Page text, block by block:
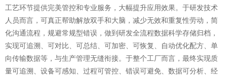
工艺环节提供完美管控和专业服务，大幅提升应用效果。于研发技术
人员而言，可真正帮助解放双手和大脑，减少无效和重复性劳动，简
化沟通流程，规避常规型错误，做到研发全流程数据科学存储归档，
实现可追溯、可对比、可总结、可加密、可恢复、自动优化配方、单
向传输数据等，与生产管理无缝衔接。于整个工厂而言，最终实现质
量可追溯、设备可感知、过程可管控、错误可避免、数据可分析、经